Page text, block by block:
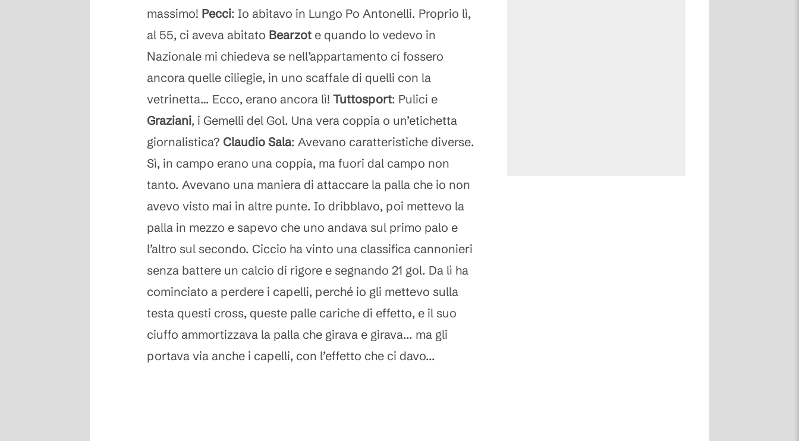
massimo! Pecci: Io abitavo in Lungo Po Antonelli. Proprio lì,
al 55, ci aveva abitato Bearzot e quando lo vedevo in
Nazionale mi chiedeva se nell’appartamento ci fossero
ancora quelle ciliegie, in uno scaffale di quelli con la
vetrinetta… Ecco, erano ancora lì! Tuttosport: Pulici e
Graziani, i Gemelli del Gol. Una vera coppia o un’etichetta
giornalistica? Claudio Sala: Avevano caratteristiche diverse.
Sì, in campo erano una coppia, ma fuori dal campo non
tanto. Avevano una maniera di attaccare la palla che io non
avevo visto mai in altre punte. Io dribblavo, poi mettevo la
palla in mezzo e sapevo che uno andava sul primo palo e
l’altro sul secondo. Ciccio ha vinto una classifica cannonieri
senza battere un calcio di rigore e segnando 21 gol. Da lì ha
cominciato a perdere i capelli, perché io gli mettevo sulla
testa questi cross, queste palle cariche di effetto, e il suo
ciuffo ammortizzava la palla che girava e girava... ma gli
portava via anche i capelli, con l’effetto che ci davo...